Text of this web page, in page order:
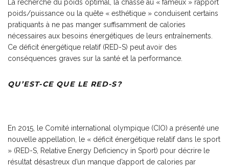
La recherche du poids optimal, la chasse au « fameux » rapport
poids/puissance ou la quête « esthétique » conduisent certains
pratiquants à ne pas manger suffisamment de calories
nécessaires aux besoins énergétiques de leurs entraînements.
Ce déficit énergétique relatif (RED-S) peut avoir des
conséquences graves sur la santé et la performance.
QU’EST-CE QUE LE RED-S?
En 2015, le Comité international olympique (CIO) a présenté une
nouvelle appellation, le « déficit énergétique relatif dans le sport
» (RED-S, Relative Energy Deficiency in Sport) pour décrire le
résultat désastreux d’un manque d’apport de calories par